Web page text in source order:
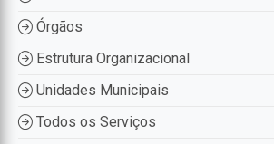
Órgãos
Estrutura Organizacional
Unidades Municipais
Todos os Serviços